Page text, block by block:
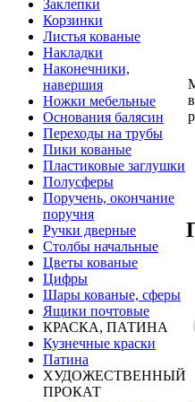
Заклепки
Корзинки
Листья кованые
Накладки
Наконечники,
навершия
Ножки мебельные
Основания балясин
Переходы на трубы
Пики кованые
Пластиковые заглушки
Полусферы
Поручень, окончание
поручня
Ручки дверные
Столбы начальные
Цветы кованые
Цифры
Шары кованые, сферы
Ящики почтовые
КРАСКА, ПАТИНА
Кузнечные краски
Патина
ХУДОЖЕСТВЕННЫЙ
ПРОКАТ